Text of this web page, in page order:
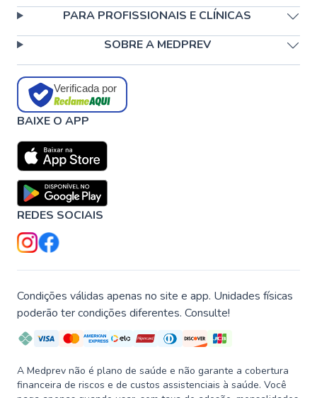
PARA PROFISSIONAIS E CLÍNICAS
SOBRE A MEDPREV
Verificada por
BAIXE O APP
REDES SOCIAIS
Condições válidas apenas no site e app. Unidades físicas
poderão ter condições diferentes. Consulte!
A Medprev não é plano de saúde e não garante a cobertura
financeira de riscos e de custos assistenciais à saúde. Você